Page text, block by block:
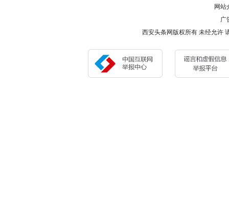
网站
广
西安头条网版权所有 未经允许